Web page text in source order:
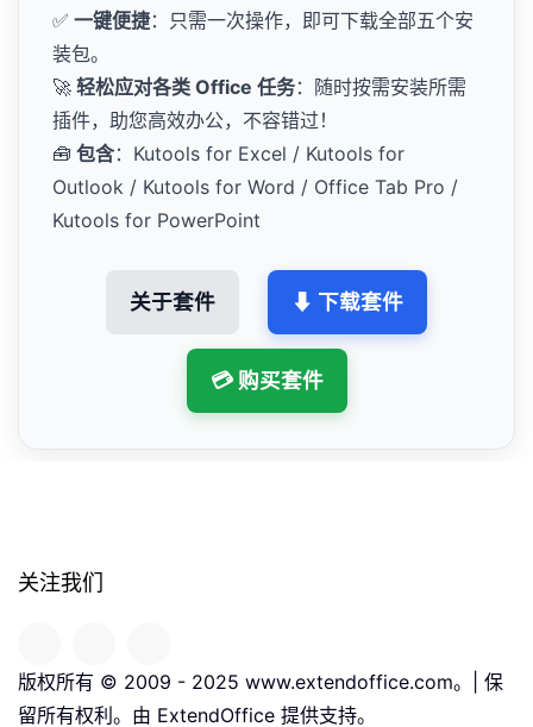
✅ 一键便捷：只需一次操作，即可下载全部五个安
装包。
🚀 轻松应对各类 Office 任务：随时按需安装所需
插件，助您高效办公，不容错过！
🧰 包含：Kutools for Excel / Kutools for
Outlook / Kutools for Word / Office Tab Pro /
Kutools for PowerPoint
关于套件 ⬇ 下载套件
💳 购买套件
关注我们
版权所有 © 2009 - 2025 www.extendoffice.com。| 保
留所有权利。由 ExtendOffice 提供支持。